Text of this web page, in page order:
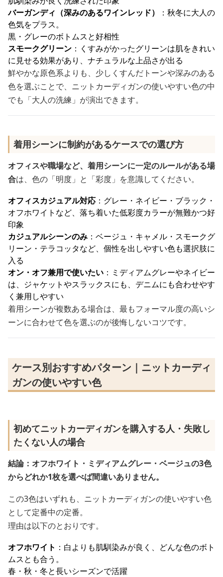
バーガンディ（深みのあるワインレッド）
：秋冬に大人の
色気をプラス。
黒・グレーのボトムスと好相性
スモークグリーン ：くすみがかったグリーンは肌をきれい
に見せる効果があり、ナチュラルな上品さが出る
鮮やかな原色系よりも、少しくすんだトーンや深みのある
色を選ぶことで、ニットカーディガンの使いやすい色の中
でも「大人の洗練」が演出できます。
着用シーンに制約があるケースでの選び方
オフィスや職場など、着用シーンに一定のルールがある場
合は、色の「明度」と「彩度」を意識してください。
オフィスカジュアル対応 ：グレー・ネイビー・ブラック・
オフホワイトなど、落ち着いた低彩度カラーが無難かつ好
印象
カジュアルシーンのみ ：ベージュ・キャメル・スモークグ
リーン・テラコッタなど、個性を出しやすい色も選択肢に
入る
オン・オフ兼用で使いたい ：ミディアムグレーやネイビー
は、ジャケットやスラックスにも、デニムにも合わせやす
く兼用しやすい
着用シーンが複数ある場合は、最もフォーマル度の高いシ
ーンに合わせて色を選ぶのが後悔しないコツです。
ケース別おすすめパターン｜ニットカーディ
ガンの使いやすい色
初めてニットカーディガンを購入する人・失敗し
たくない人の場合
結論：オフホワイト・ミディアムグレー・ベージュの3色
からどれか1枚を選べば間違いありません。
この3色はいずれも、ニットカーディガンの使いやすい色
として定番中の定番。
理由は以下のとおりです。
オフホワイト ：白よりも肌馴染みが良く、どんな色のボト
ムスとも合う。
春・秋・冬と長いシーズンで活躍